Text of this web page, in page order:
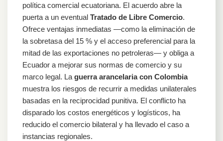
política comercial ecuatoriana. El acuerdo abre la
puerta a un eventual Tratado de Libre Comercio.
Ofrece ventajas inmediatas —como la eliminación de
la sobretasa del 15 % y el acceso preferencial para la
mitad de las exportaciones no petroleras— y obliga a
Ecuador a mejorar sus normas de comercio y su
marco legal. La guerra arancelaria con Colombia
muestra los riesgos de recurrir a medidas unilaterales
basadas en la reciprocidad punitiva. El conflicto ha
disparado los costos energéticos y logísticos, ha
reducido el comercio bilateral y ha llevado el caso a
instancias regionales.